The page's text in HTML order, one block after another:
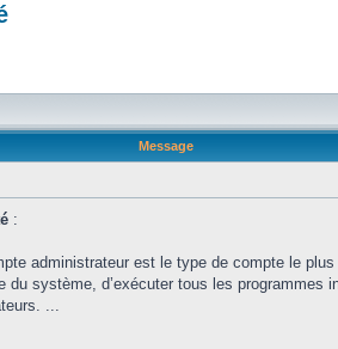
Message
:
administrateur est le type de compte le
système, d’exécuter tous les
...